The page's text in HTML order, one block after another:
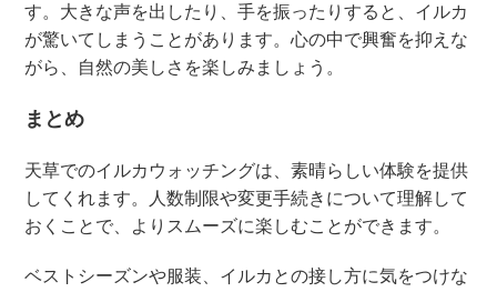
す。大きな声を出したり、手を振ったりすると、イルカ
が驚いてしまうことがあります。心の中で興奮を抑えな
がら、自然の美しさを楽しみましょう。
まとめ
天草でのイルカウォッチングは、素晴らしい体験を提供
してくれます。人数制限や変更手続きについて理解して
おくことで、よりスムーズに楽しむことができます。
ベストシーズンや服装、イルカとの接し方に気をつけな